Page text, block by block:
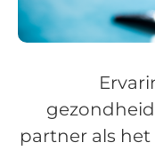
partner als